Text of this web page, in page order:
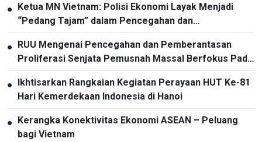
● Ketua MN Vietnam: Polisi Ekonomi Layak Menjadi
“Pedang Tajam” dalam Pencegahan dan
Pemberantasan Kriminalitas
● RUU Mengenai Pencegahan dan Pemberantasan
Proliferasi Senjata Pemusnah Massal Berfokus Pada
Pencegahan dan Pelaksanaan Komitmen
Internasional oleh Vietnam
● Ikhtisarkan Rangkaian Kegiatan Perayaan HUT Ke-81
Hari Kemerdekaan Indonesia di Hanoi
● Kerangka Konektivitas Ekonomi ASEAN – Peluang
bagi Vietnam